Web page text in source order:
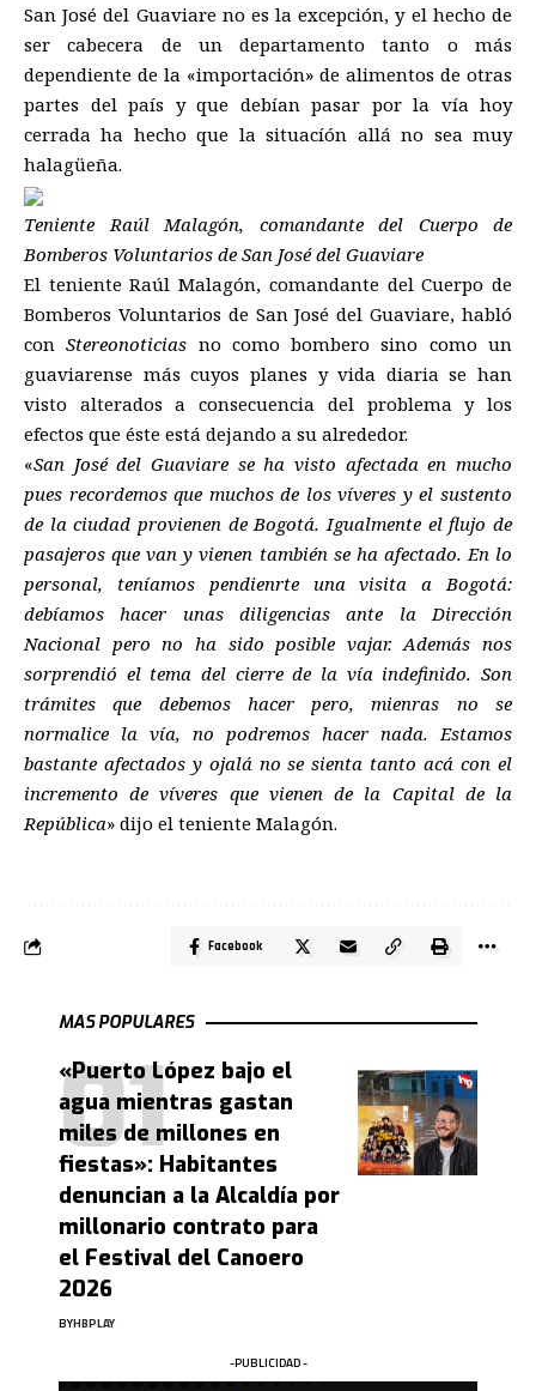
San José del Guaviare no es la excepción, y el hecho de
ser cabecera de un departamento tanto o más
dependiente de la «importación» de alimentos de otras
partes del país y que debían pasar por la vía hoy
cerrada ha hecho que la situacíón allá no sea muy
halagüeña.
Teniente Raúl Malagón, comandante del Cuerpo de
Bomberos Voluntarios de San José del Guaviare
El teniente Raúl Malagón, comandante del Cuerpo de
Bomberos Voluntarios de San José del Guaviare, habló
conStereonoticias no como bombero sino como un
guaviarense más cuyos planes y vida diaria se han
visto alterados a consecuencia del problema y los
efectos que éste está dejando a su alrededor.
«San José del Guaviare se ha visto afectada en mucho
pues recordemos que muchos de los víveres y el sustento
de la ciudad provienen de Bogotá. Igualmente el flujo de
pasajeros que van y vienen también se ha afectado. En lo
personal, teníamos pendienrte una visita a Bogotá:
debíamos hacer unas diligencias ante la Dirección
Nacional pero no ha sido posible vajar. Además nos
sorprendió el tema del cierre de la vía indefinido. Son
trámites que debemos hacer pero, mienras no se
normalice la vía, no podremos hacer nada. Estamos
bastante afectados y ojalá no se sienta tanto acá con el
incremento de víveres que vienen de la Capital de la
República» dijo el teniente Malagón.
Facebook
MAS POPULARES
«Puerto López bajo el
agua mientras gastan
miles de millones en
fiestas»: Habitantes
denuncian a la Alcaldía por
millonario contrato para
el Festival del Canoero
2026
BYHBPLAY
-PUBLICIDAD -